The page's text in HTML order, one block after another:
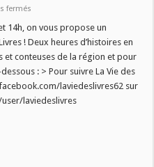
fermés
CONTES
LA
VIE
DES
LIVRES
CE
SAMEDI!
14h, on vous propose un
! Deux heures d’histoires en
et conteuses de la région et pour
: > Pour suivre La Vie des
laviedeslivres62 sur
laviedeslivres